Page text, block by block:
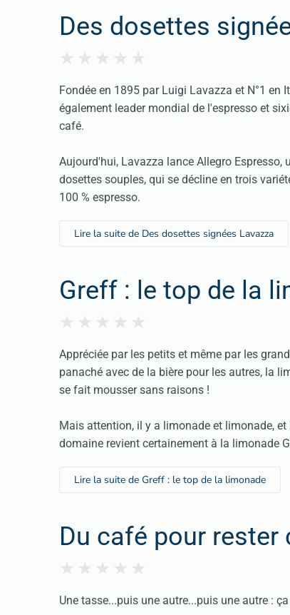
Des dosettes
Fondée en 1895 par Luigi Lavazza et N°1 en
également leader mondial de l'espresso et
café.
Aujourd'hui, Lavazza lance Allegro Espresso,
dosettes souples, qui se décline en trois
100 % espresso.
Lire la suite de Des dosettes signées Lavazza
Greff : le top de la
Appréciée par les petits et même par les
panaché avec de la bière pour les autres, la
se fait mousser sans raisons !
Mais attention, il y a limonade et limonade,
domaine revient certainement à la limonade
Lire la suite de Greff : le top de la limonade
Du café pour rester
Une tasse...puis une autre...puis une autre :